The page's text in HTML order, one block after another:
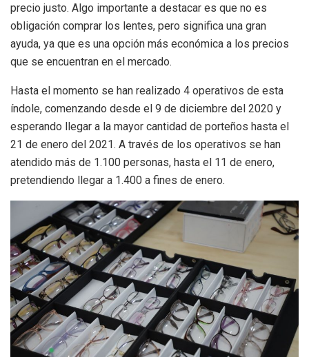
precio justo. Algo importante a destacar es que no es
obligación comprar los lentes, pero significa una gran
ayuda, ya que es una opción más económica a los precios
que se encuentran en el mercado.
Hasta el momento se han realizado 4 operativos de esta
índole, comenzando desde el 9 de diciembre del 2020 y
esperando llegar a la mayor cantidad de porteños hasta el
21 de enero del 2021. A través de los operativos se han
atendido más de 1.100 personas, hasta el 11 de enero,
pretendiendo llegar a 1.400 a fines de enero.